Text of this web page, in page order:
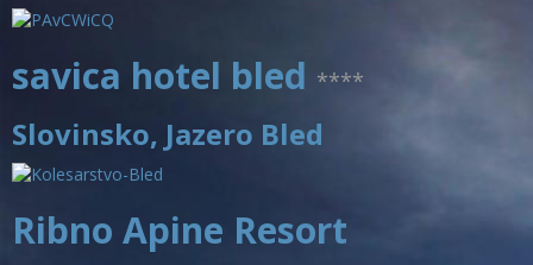
savica hotel bled ****
Slovinsko, Jazero Bled
Ribno Apine Resort